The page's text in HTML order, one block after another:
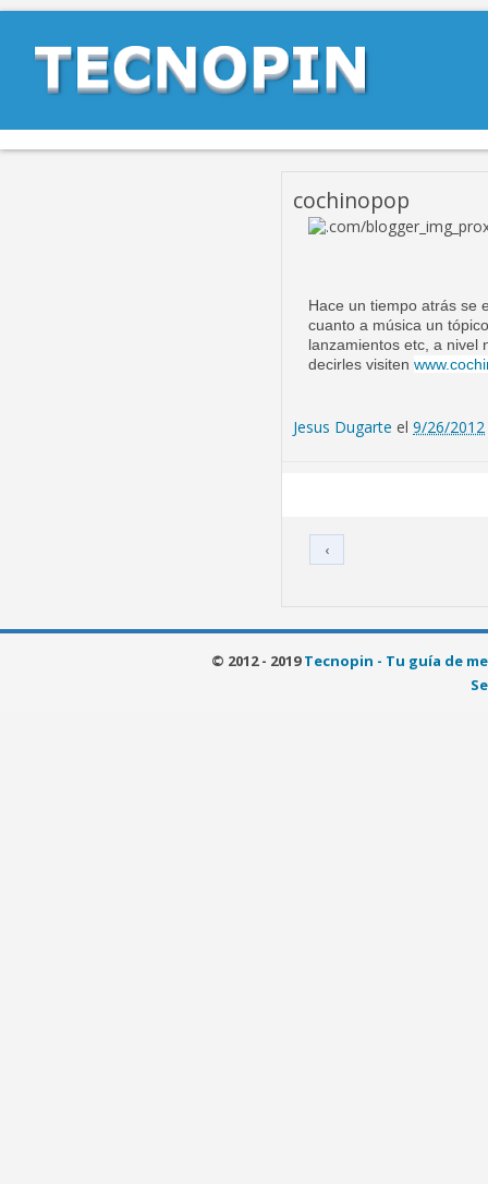
cochinopop
Hace un tiempo atrás se
cuanto a música un
lanzamientos etc, a nivel
decirles visiten
Jesus Dugarte el 9/26/2012
‹
© 2012 - 2019Tecnopin - Tu guía de